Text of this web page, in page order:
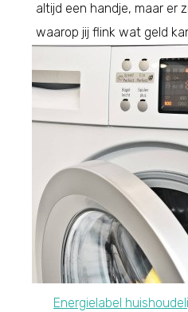
altijd een handje, maar er
waarop jij flink wat geld
Energielabel